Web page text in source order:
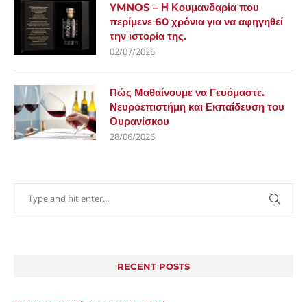
YMNOS – Η Κουμανδαρία που
περίμενε 60 χρόνια για να αφηγηθεί
την ιστορία της.
02/07/2026
Πώς Μαθαίνουμε να Γευόμαστε.
Νευροεπιστήμη και Εκπαίδευση του
Ουρανίσκου
28/06/2026
RECENT POSTS